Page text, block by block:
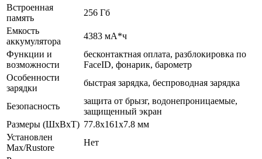
Встроенная
память
256 Гб
Емкость
аккумулятора
4383 мА*ч
Функции и
возможности
бесконтактная оплата, разблокировка по
FaceID, фонарик, барометр
Особенности
зарядки
быстрая зарядка, беспроводная зарядка
Безопасность
защита от брызг, водонепроницаемые,
защищенный экран
Размеры (ШхВхТ) 77.8x161x7.8 мм
Установлен
Max/Rustore
Нет